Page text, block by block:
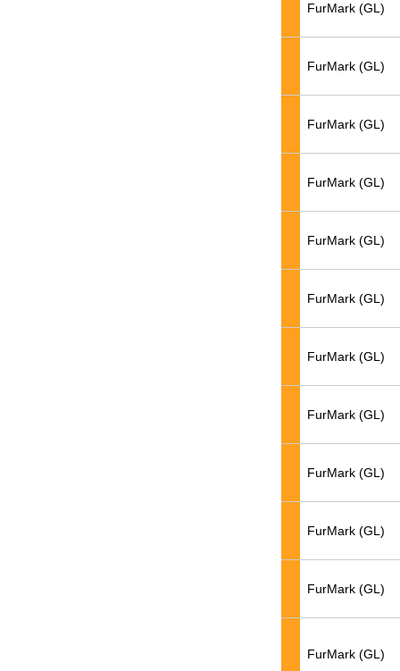
FurMark (GL)
FurMark (GL)
FurMark (GL)
FurMark (GL)
FurMark (GL)
FurMark (GL)
FurMark (GL)
FurMark (GL)
FurMark (GL)
FurMark (GL)
FurMark (GL)
FurMark (GL)